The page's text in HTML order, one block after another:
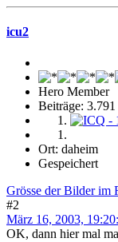
icu2
Hero Member
Beiträge: 3.791
Ort: daheim
Gespeichert
Grösse der Bilder im
#2
März 16, 2003,
OK, dann hier mal